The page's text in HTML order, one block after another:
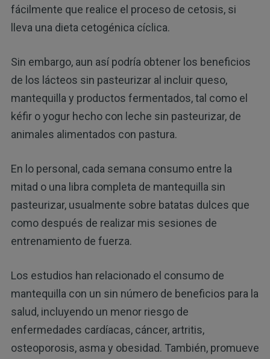
fácilmente que realice el proceso de cetosis, si
lleva una dieta cetogénica cíclica.
Sin embargo, aun así podría obtener los beneficios
de los lácteos sin pasteurizar al incluir queso,
mantequilla y productos fermentados, tal como el
kéfir o yogur hecho con leche sin pasteurizar, de
animales alimentados con pastura.
En lo personal, cada semana consumo entre la
mitad o una libra completa de mantequilla sin
pasteurizar, usualmente sobre batatas dulces que
como después de realizar mis sesiones de
entrenamiento de fuerza.
Los estudios han relacionado el consumo de
mantequilla con un sin número de beneficios para la
salud, incluyendo un menor riesgo de
enfermedades cardíacas, cáncer, artritis,
osteoporosis, asma y obesidad. También, promueve